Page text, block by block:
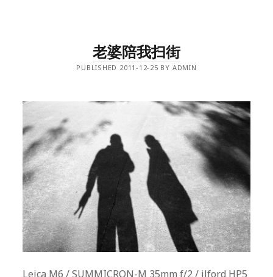
老婆陪我扫街
PUBLISHED 2011-12-25 BY ADMIN
Leica M6 / SUMMICRON-M 35mm f/2 / ilford HP5